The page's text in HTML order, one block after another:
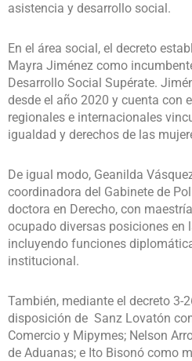
asistencia y desarrollo social.
En el área social, el decreto
Mayra Jiménez como
Desarrollo Social Supérate.
desde el año 2020 y cuenta con
regionales e internacionales
igualdad y derechos de las
De igual modo, Geanilda
coordinadora del Gabinete de
doctora en Derecho, con
ocupado diversas posiciones
incluyendo funciones
institucional.
También, mediante el decreto 3-
disposición de Sanz Lovatón
Comercio y Mipymes; Nelson
de Aduanas; e Ito Bisonó como